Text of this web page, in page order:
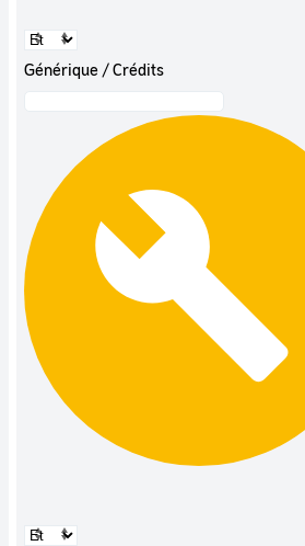
Générique / Crédits